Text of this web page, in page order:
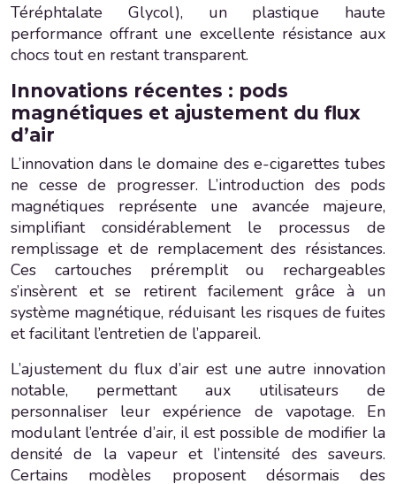
Téréphtalate Glycol), un plastique haute
performance offrant une excellente résistance aux
chocs tout en restant transparent.
Innovations récentes : pods
magnétiques et ajustement du flux
d’air
L’innovation dans le domaine des e-cigarettes tubes
ne cesse de progresser. L’introduction des pods
magnétiques représente une avancée majeure,
simplifiant considérablement le processus de
remplissage et de remplacement des résistances.
Ces cartouches préremplit ou rechargeables
s’insèrent et se retirent facilement grâce à un
système magnétique, réduisant les risques de fuites
et facilitant l’entretien de l’appareil.
L’ajustement du flux d’air est une autre innovation
notable, permettant aux utilisateurs de
personnaliser leur expérience de vapotage. En
modulant l’entrée d’air, il est possible de modifier la
densité de la vapeur et l’intensité des saveurs.
Certains modèles proposent désormais des